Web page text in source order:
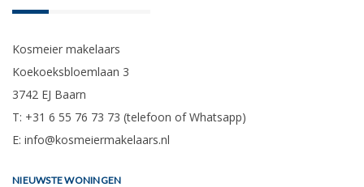
Kosmeier makelaars
Koekoeksbloemlaan 3
3742 EJ Baarn
T: +31 6 55 76 73 73 (telefoon of Whatsapp)
E: info@kosmeiermakelaars.nl
NIEUWSTE WONINGEN